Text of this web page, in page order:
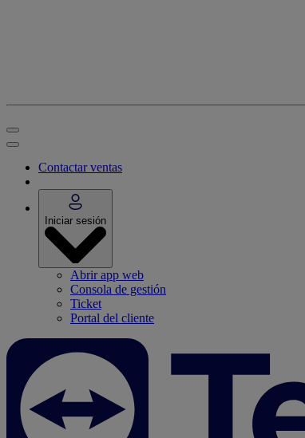
Contactar ventas
Iniciar sesión
Abrir app web
Consola de gestión
Ticket
Portal del cliente